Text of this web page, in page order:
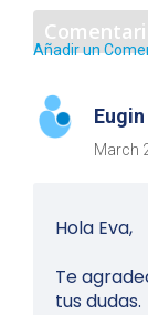
Añadir un
Eugin
March
Hola Eva,
Te
tus dudas.